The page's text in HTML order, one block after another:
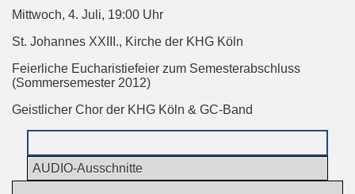
Mittwoch, 4. Juli, 19:00 Uhr
St. Johannes XXIII., Kirche der KHG Köln
Feierliche Eucharistiefeier zum Semesterabschluss
(Sommersemester 2012)
Geistlicher Chor der KHG Köln & GC-Band
AUDIO-Ausschnitte